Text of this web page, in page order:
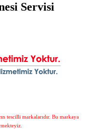
Servisi
tescilli markalarıdır. Bu markaya